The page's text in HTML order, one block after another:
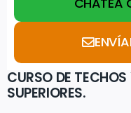
CURSO DE
SUPERIORES.